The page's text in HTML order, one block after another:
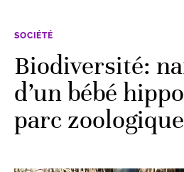
SOCIÉTÉ
Biodiversité:
d’un bébé
parc